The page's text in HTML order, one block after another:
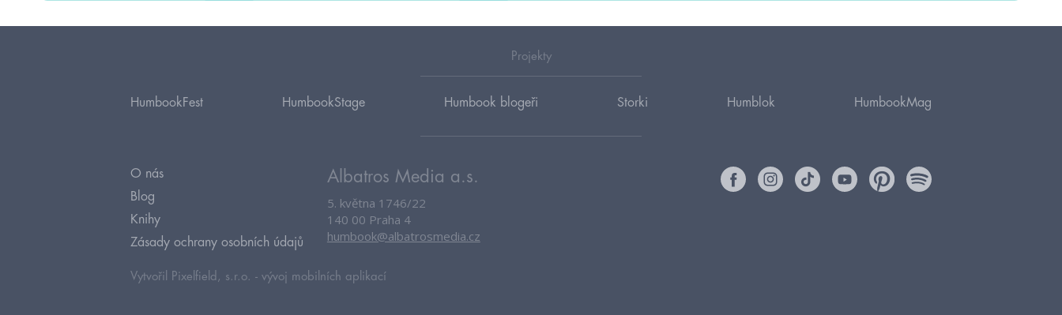
Projekty
HumbookFest HumbookStage Humbook blogeři Storki Humblok HumbookMag
O nás
Blog
Knihy
Zásady ochrany osobních údajů
Albatros Media a.s.
5. května 1746/22
140 00 Praha 4
humbook@albatrosmedia.cz
Vytvořil Pixelfield, s.r.o. - vývoj mobilních aplikací